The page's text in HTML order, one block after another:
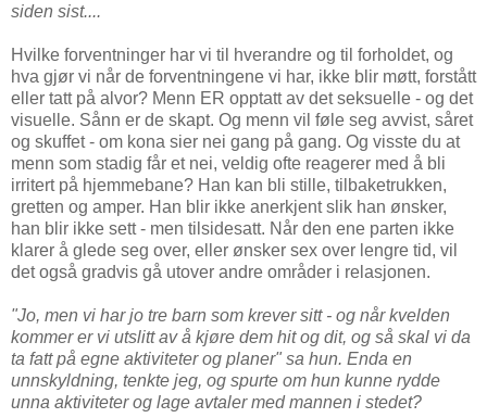
siden sist....
Hvilke forventninger har vi til hverandre og til forholdet, og
hva gjør vi når de forventningene vi har, ikke blir møtt, forstått
eller tatt på alvor? Menn ER opptatt av det seksuelle - og det
visuelle. Sånn er de skapt. Og menn vil føle seg avvist, såret
og skuffet - om kona sier nei gang på gang. Og visste du at
menn som stadig får et nei, veldig ofte reagerer med å bli
irritert på hjemmebane? Han kan bli stille, tilbaketrukken,
gretten og amper. Han blir ikke anerkjent slik han ønsker,
han blir ikke sett - men tilsidesatt. Når den ene parten ikke
klarer å glede seg over, eller ønsker sex over lengre tid, vil
det også gradvis gå utover andre områder i relasjonen.
"Jo, men vi har jo tre barn som krever sitt - og når kvelden
kommer er vi utslitt av å kjøre dem hit og dit, og så skal vi da
ta fatt på egne aktiviteter og planer" sa hun. Enda en
unnskyldning, tenkte jeg, og spurte om hun kunne rydde
unna aktiviteter og lage avtaler med mannen i stedet?